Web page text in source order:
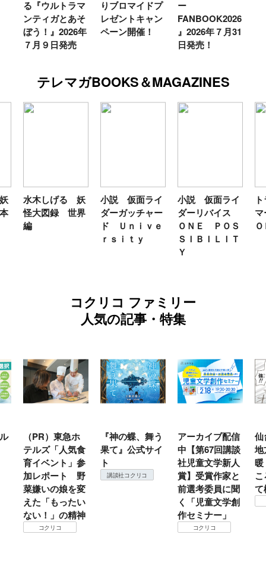
る『ウルトラマ
ンティガとあそ
ぼう！』2026年
７月９日発売
りブロマイドプ
レゼントキャン
ペーン開催！
ー
FANBOOK2026
』2026年７月31
日発売！
テレマガBOOKS＆MAGAZINES
水木しげる 妖
怪大図録 世界
編
小説 仮面ライ
ダーガッチャー
ド Ｕｎｉｖｅ
ｒｓｉｔｙ
小説 仮面ライ
ダーリバイス
ＯＮＥ ＰＯＳ
ＳＩＢＩＬＩＴ
Ｙ
コクリコ ファミリー
人気の記事・特集
（PR）東急ホ
テルズ「人気食
育イベント」参
加レポート 野
菜嫌いの娘を変
えた「もったい
ない！」の精神
コクリコ
『神の蝶、舞う
果て』公式サイ
ト
講談社コクリコ
アーカイブ配信
中【第67回講談
社児童文学新人
賞】受賞作家と
前選考委員に聞
く「児童文学創
作セミナー」
コクリコ
仙
地
て